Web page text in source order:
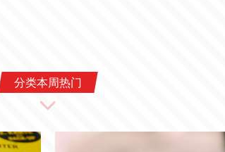
分类本周热门